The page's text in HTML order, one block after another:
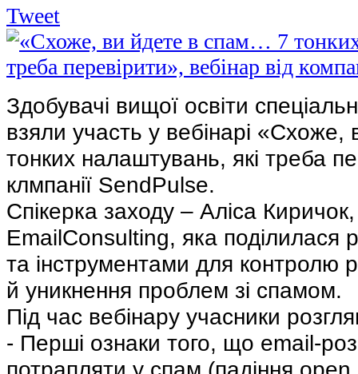
Tweet
Здобувачі вищої освіти
взяли участь у вебінарі
тонких налаштувань, які треба
клмпанії SendPulse.
Спікерка заходу – Аліса
EmailConsulting, яка поділилася
та інструментами для контролю
й уникнення проблем зі спамом.
Під час вебінару учасники
- Перші ознаки того, що email-